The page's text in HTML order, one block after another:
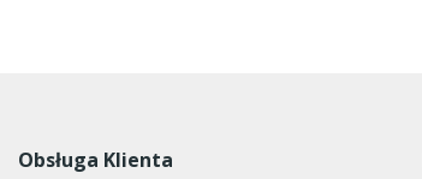
Obsługa Klienta